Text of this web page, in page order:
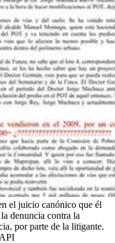
el juicio canónico que él
denuncia contra la
por parte de la litigante.